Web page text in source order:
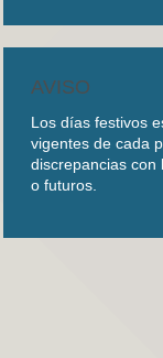
AVISO
Los días festivos
vigentes de cada
discrepancias con
o futuros.